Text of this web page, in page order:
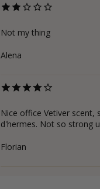
Not my thing
Alena
Nice office Vetiver scent,
d'hermes. Not so strong
Florian